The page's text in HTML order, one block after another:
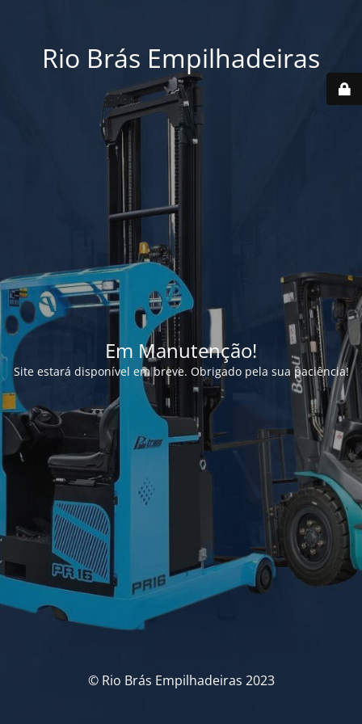
Rio Brás Empilhadeiras
Em Manutenção!
Site estará disponível em breve. Obrigado pela sua paciência!
© Rio Brás Empilhadeiras 2023